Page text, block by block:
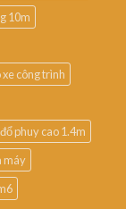
10m
công trình
phuy cao 1.4m
máy